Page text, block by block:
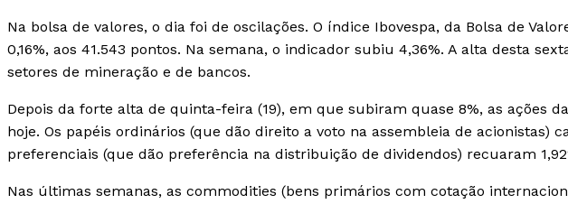
Na bolsa de valores, o dia foi de oscilações. O índice Ibovespa, da Bolsa de
0,16%, aos 41.543 pontos. Na semana, o indicador subiu 4,36%. A alta desta
setores de mineração e de bancos.
Depois da forte alta de quinta-feira (19), em que subiram quase 8%, as ações
hoje. Os papéis ordinários (que dão direito a voto na assembleia de acionistas)
preferenciais (que dão preferência na distribuição de dividendos) recuaram
Nas últimas semanas, as commodities (bens primários com cotação